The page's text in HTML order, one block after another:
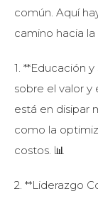
común. Aquí
camino hacia
1. **Educación
sobre el valor y
está en disipar
como la
costos. 📊
2. **Liderazgo